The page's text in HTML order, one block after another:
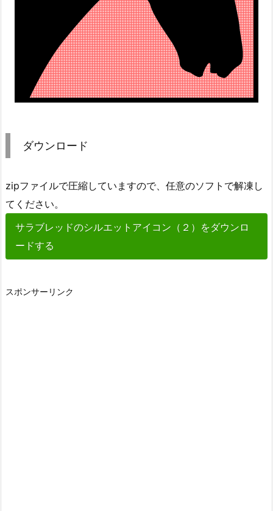
ダウンロード
zipファイルで圧縮していますので、任意のソフトで解凍し
てください。
サラブレッドのシルエットアイコン（２）をダウンロ
ードする
スポンサーリンク